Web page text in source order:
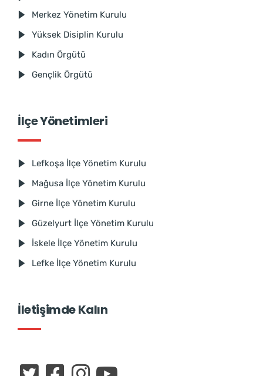
Merkez Yönetim Kurulu
Yüksek Disiplin Kurulu
Kadın Örgütü
Gençlik Örgütü
İlçe Yönetimleri
Lefkoşa İlçe Yönetim Kurulu
Mağusa İlçe Yönetim Kurulu
Girne İlçe Yönetim Kurulu
Güzelyurt İlçe Yönetim Kurulu
İskele İlçe Yönetim Kurulu
Lefke İlçe Yönetim Kurulu
İletişimde Kalın